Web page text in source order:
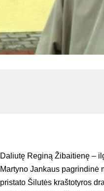
Daliutę Reginą Žibaitienę –
Martyno Jankaus pagrindinė
pristato Šilutės kraštotyros